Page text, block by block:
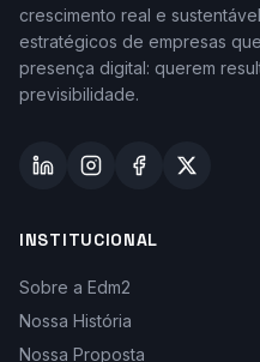
crescimento real e
estratégicos de empresas
presença digital: querem
previsibilidade.
INSTITUCIONAL
Sobre a Edm2
Nossa História
Nossa Proposta